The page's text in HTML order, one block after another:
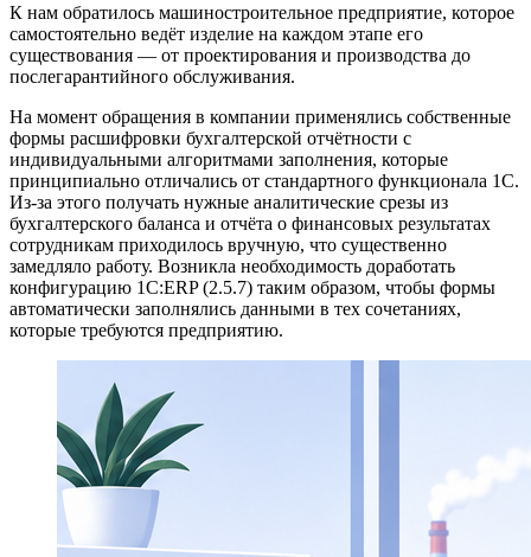
К нам обратилось машиностроительное предприятие, которое
самостоятельно ведёт изделие на каждом этапе его
существования — от проектирования и производства до
послегарантийного обслуживания.
На момент обращения в компании применялись собственные
формы расшифровки бухгалтерской отчётности с
индивидуальными алгоритмами заполнения, которые
принципиально отличались от стандартного функционала 1С.
Из-за этого получать нужные аналитические срезы из
бухгалтерского баланса и отчёта о финансовых результатах
сотрудникам приходилось вручную, что существенно
замедляло работу. Возникла необходимость доработать
конфигурацию 1С:ERP (2.5.7) таким образом, чтобы формы
автоматически заполнялись данными в тех сочетаниях,
которые требуются предприятию.